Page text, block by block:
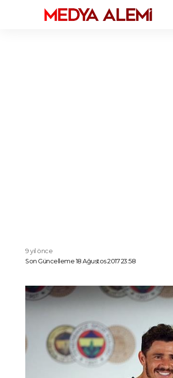
Son Güncelleme 18 Ağustos 2017 23:58
9 yıl önce